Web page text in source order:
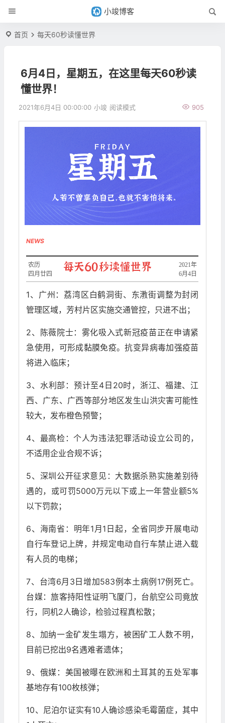
小竣博客
首页 每天60秒读懂世界
6月4日，星期五，在这里每天60秒读
懂世界！
2021年6月4日 00:00:00 小竣 905
阅读模式
NEWS
2021年
6月4日
农历
四月廿四
1、广州：荔湾区白鹤洞街、东漖街调整为封闭
管理区域，芳村片区实施交通管控，只进不出；
2、陈薇院士：雾化吸入式新冠疫苗正在申请紧
急使用，可形成黏膜免疫。抗变异病毒加强疫苗
将进入临床；
3、水利部：预计至4日20时，浙江、福建、江
西、广东、广西等部分地区发生山洪灾害可能性
较大，发布橙色预警；
4、最高检：个人为违法犯罪活动设立公司的，
不适用企业合规不诉；
5、深圳公开征求意见：大数据杀熟实施差别待
遇的，或可罚5000万元以下或上一年营业额5%
以下罚款；
6、海南省：明年1月1日起，全省同步开展电动
自行车登记上牌，并规定电动自行车禁止进入载
有人员的电梯；
7、台湾6月3日增加583例本土病例17例死亡。
台媒：旅客持阳性证明飞厦门，台航空公司竟放
行，同机2人确诊，检验过程真松散；
8、加纳一金矿发生塌方，被困矿工人数不明，
目前已挖出9名遇难者遗体；
9、俄媒：美国被曝在欧洲和土耳其的五处军事
基地存有100枚核弹；
10、尼泊尔证实有10人确诊感染毛霉菌症，其中